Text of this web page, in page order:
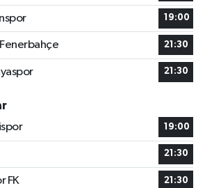
19:00
21:30
21:30
19:00
21:30
FK 21:30